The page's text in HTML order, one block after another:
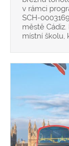
v rámci
SCH-
městě
místní školu,